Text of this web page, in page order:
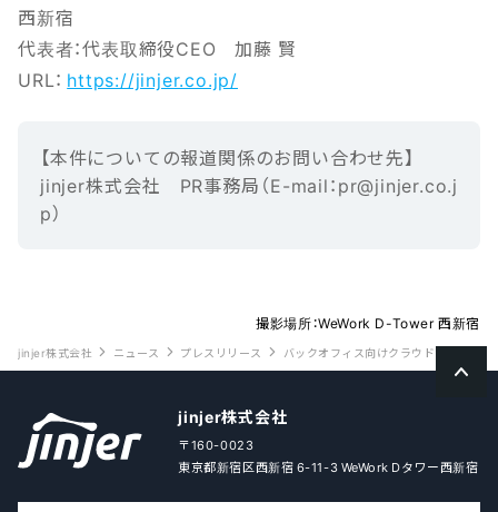
西新宿
代表者：代表取締役CEO 加藤 賢
URL： https://jinjer.co.jp/
【本‌件‌に‌つ‌い‌ての報‌道‌関‌係‌の‌お‌問‌い‌合‌わ‌せ先】‌ ‌
jinjer株式会社 ‌PR事務局（E-mail‌：‌pr@jinjer.co.j
p）
jinjer株式会社 ニュース プレスリリース バックオフィス向けクラウドサービス
撮影場所：WeWork D-Tower 西新宿
jinjer株式会社
〒160-0023
東京都新宿区西新宿 6-11-3 WeWork Dタワー西新宿